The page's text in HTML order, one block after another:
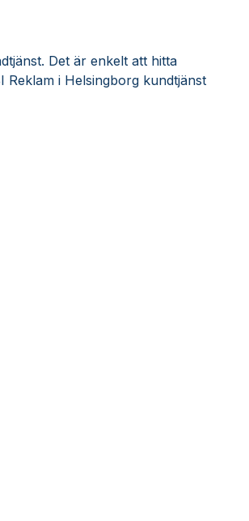
Det är enkelt att hitta
i Helsingborg kundtjänst